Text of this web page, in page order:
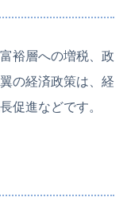
裕層への増税、政
の経済政策は、経
促進などです。